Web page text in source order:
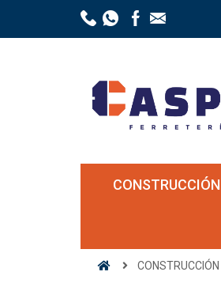
CONSTRUCCIÓN
CONSTRUCCIÓN